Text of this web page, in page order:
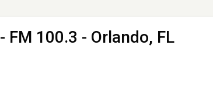
- FM 100.3 - Orlando, FL